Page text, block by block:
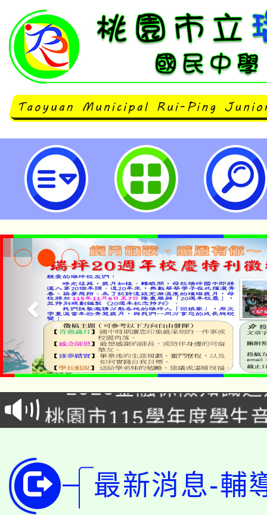
114學年度身心障礙特殊教育服務
理員第10-20次甄選簡章-桃園市立
公告本校115學年度第
代理(課)教師甄選結果(
「2026金融保險知識
車」活動
桃園市115學年度學生
代理(課)教師甄選結果(
公告本校115學年度第
代理(課)教師甄選結果(
轉知中國文化大學推廣
最新消息-輔